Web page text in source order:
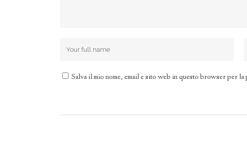
Salva il mio nome, email e sito web in questo browser per la